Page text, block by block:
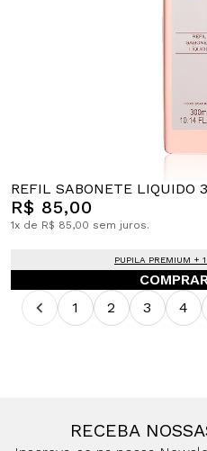
REFIL SABONETE LIQUIDO
R$ 85,00
1x de R$ 85,00 sem juros.
PUPILA PREMIUM +
1
2 3 4
RECEBA